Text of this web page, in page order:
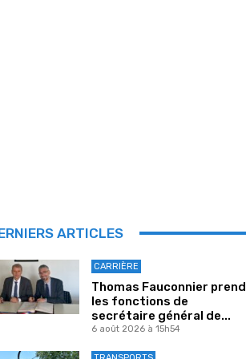
ARTICLES
CARRIÈRE
Thomas Fauconnier prend
les fonctions de
secrétaire général de...
6 août 2026 à 15h54